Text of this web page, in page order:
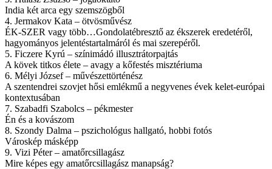
India két arca egy szemszögből
4. Jermakov Kata – ötvösművész
ÉK-SZER vagy több…Gondolatébresztő az ékszerek eredetéről,
hagyományos jelentéstartalmáról és mai szerepéről.
5. Ficzere Kyrú – színimádó illusztrátorpajtás
A kövek titkos élete – avagy a kőfestés misztériuma
6. Mélyi József – művészettörténész
A szentendrei szovjet hősi emlékmű a negyvenes évek kelet-európai
kontextusában
7. Szabadfi Szabolcs – pékmester
Én és a kovászom
8. Szondy Dalma – pszichológus hallgató, hobbi fotós
Városkép másképp
9. Vizi Péter – amatőrcsillagász
Mire képes egy amatőrcsillagász manapság?